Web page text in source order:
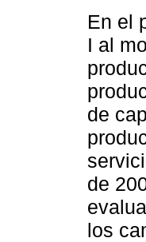
En el
I al
de
de
los